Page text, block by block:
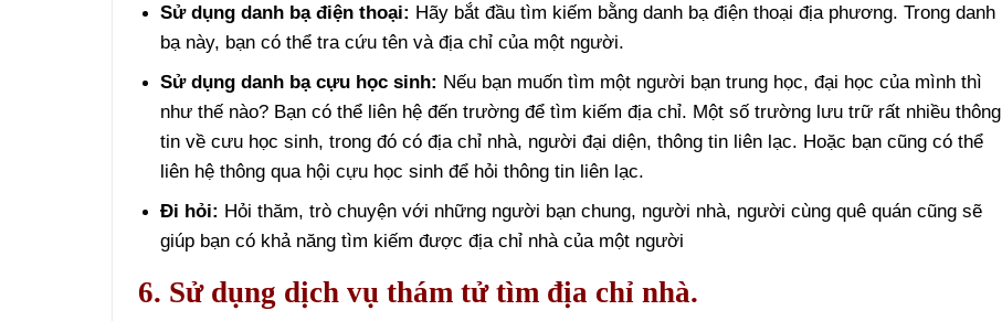
Sử dụng danh bạ điện thoại: Hãy bắt đầu tìm kiếm bằng danh bạ điện thoại địa phương. Trong danh
bạ này, bạn có thể tra cứu tên và địa chỉ của một người.
Sử dụng danh bạ cựu học sinh: Nếu bạn muốn tìm một người bạn trung học, đại học của mình thì
như thế nào? Bạn có thể liên hệ đến trường để tìm kiếm địa chỉ. Một số trường lưu trữ rất nhiều thông
tin về cưu học sinh, trong đó có địa chỉ nhà, người đại diện, thông tin liên lạc. Hoặc bạn cũng có thể
liên hệ thông qua hội cựu học sinh để hỏi thông tin liên lạc.
Đi hỏi: Hỏi thăm, trò chuyện với những người bạn chung, người nhà, người cùng quê quán cũng sẽ
giúp bạn có khả năng tìm kiếm được địa chỉ nhà của một người
6. Sử dụng dịch vụ thám tử tìm địa chỉ nhà.